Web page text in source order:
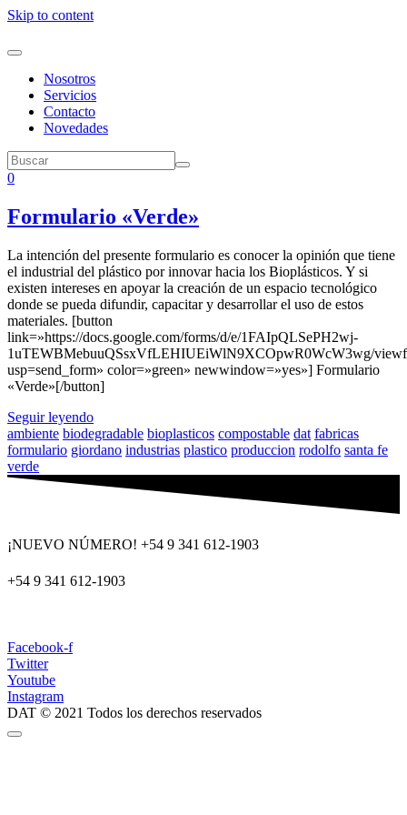
Skip to content
Nosotros
Servicios
Contacto
Novedades
0
Formulario «Verde»
La intención del presente formulario es conocer la opinión que tiene
el industrial del plástico por innovar hacia los Bioplásticos. Y si
existen intereses en apoyar la creación de un espacio tecnológico
donde se pueda difundir, capacitar y desarrollar el uso de estos
materiales. [button
link=»https://docs.google.com/forms/d/e/1FAIpQLSePH2wj-
1uTEWBMebuuQSsxVfLEHIUEiWlN9XCOpwR0WcW3wg/
usp=send_form» color=»green» newwindow=»yes»] Formulario
«Verde»[/button]
Seguir leyendo
ambiente biodegradable bioplasticos compostable dat fabricas
formulario giordano industrias plastico produccion rodolfo santa fe
verde
¡NUEVO NÚMERO! +54 9 341 612-1903
+54 9 341 612-1903
Facebook-f
Twitter
Youtube
Instagram
DAT © 2021 Todos los derechos reservados